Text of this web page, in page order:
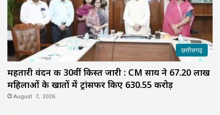
छत्तीसगढ़
महतारी वंदन की 30वीं किस्त जारी : CM साय ने 67.20 लाख
महिलाओं के खातों में ट्रांसफर किए ₹630.55 करोड़
August 7, 2026